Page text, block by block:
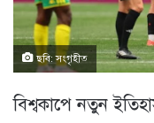
ছবি: সংগৃহীত
বিশ্বকাপে নতুন